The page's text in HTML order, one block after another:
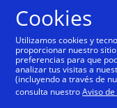
Cookies
Utilizamos cookies y
proporcionar nuestro
preferencias para que
analizar tus visitas a
(incluyendo a través de
consulta nuestroAviso